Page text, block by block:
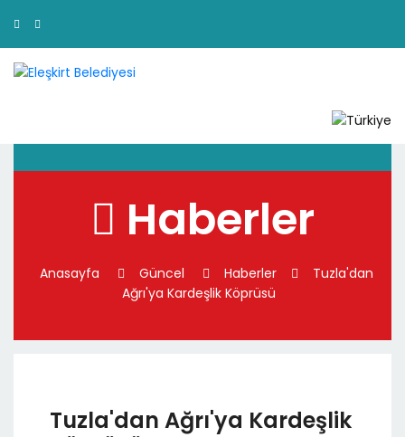
Haberler
Anasayfa Güncel Haberler
Tuzla'dan
Ağrı'ya Kardeşlik Köprüsü
Tuzla'dan Ağrı'ya Kardeşlik